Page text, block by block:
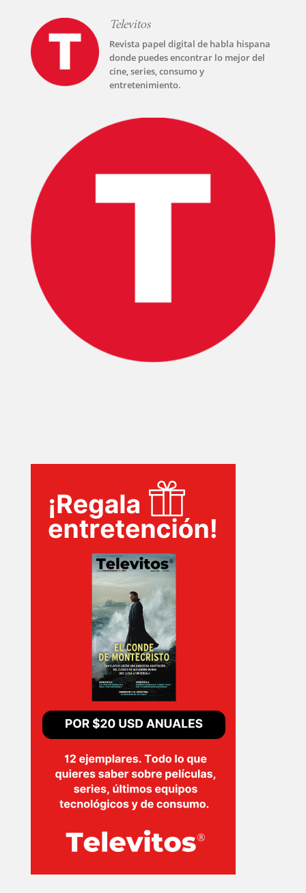
SERIES
TECNOVITOS
EVENTOS
Televitos
Revista papel digital de habla hispana
donde puedes encontrar lo mejor del
cine, series, consumo y
entretenimiento.